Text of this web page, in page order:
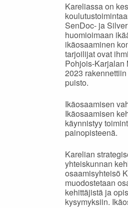
Kareliassa on
SenDoc- ja
huomioimaan
ikäosaaminen
tarjoilijat ovat
Pohjois-Karjalan
2023
puisto.
Ikäosaamisen
Ikäosaamisen
käynnistyy
painopisteenä.
Karelian
yhteiskunnan
osaamisyhteisö
muodostetaan
kehittäjistä ja
kysymyksiin.